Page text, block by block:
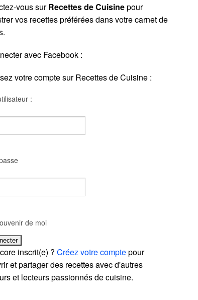
vous surRecettes de Cuisinepour
vos recettes préférées dans votre carnet de
avec Facebook :
votre compte sur Recettes de Cuisine :
:
de moi
inscrit(e) ?Créez votre comptepour
et partager des recettes avec d'autres
et lecteurs passionnés de cuisine.